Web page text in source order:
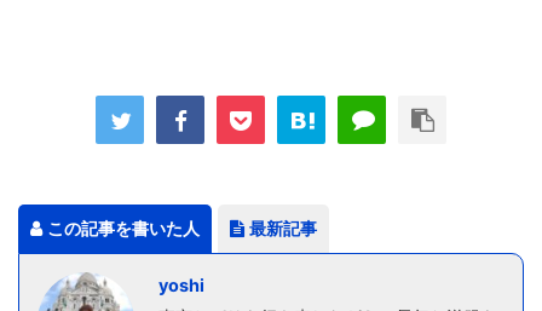
この記事を書いた人 最新記事
yoshi